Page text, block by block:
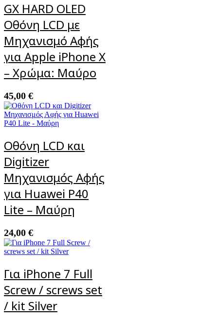
GX HARD OLED
Οθόνη LCD με
Μηχανισμό Αφής
για Apple iPhone X
– Χρώμα: Μαύρο
45,00 €
Οθόνη LCD και
Digitizer
Μηχανισμός Αφής
για Huawei P40
Lite – Μαύρη
24,00 €
Για iPhone 7 Full
Screw / screws set
/ kit Silver